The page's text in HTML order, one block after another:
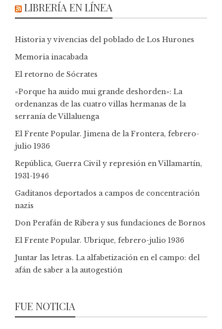
LIBRERÍA EN LÍNEA
Historia y vivencias del poblado de Los Hurones
Memoria inacabada
El retorno de Sócrates
«Porque ha auido mui grande deshorden»: La
ordenanzas de las cuatro villas hermanas de la
serranía de Villaluenga
El Frente Popular. Jimena de la Frontera, febrero-
julio 1936
República, Guerra Civil y represión en Villamartín,
1931-1946
Gaditanos deportados a campos de concentración
nazis
Don Perafán de Ribera y sus fundaciones de Bornos
El Frente Popular. Ubrique, febrero-julio 1936
Juntar las letras. La alfabetización en el campo: del
afán de saber a la autogestión
FUE NOTICIA